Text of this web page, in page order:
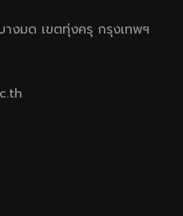
งมด เขตทุ่งครุ กรุงเทพฯ